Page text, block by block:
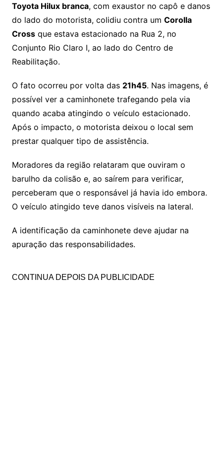
Toyota Hilux branca, com exaustor no capô e danos
do lado do motorista, colidiu contra um Corolla
Crossque estava estacionado na Rua 2, no
Conjunto Rio Claro I, ao lado do Centro de
Reabilitação.
O fato ocorreu por volta das 21h45. Nas imagens, é
possível ver a caminhonete trafegando pela via
quando acaba atingindo o veículo estacionado.
Após o impacto, o motorista deixou o local sem
prestar qualquer tipo de assistência.
Moradores da região relataram que ouviram o
barulho da colisão e, ao saírem para verificar,
perceberam que o responsável já havia ido embora.
O veículo atingido teve danos visíveis na lateral.
A identificação da caminhonete deve ajudar na
apuração das responsabilidades.
CONTINUA DEPOIS DA PUBLICIDADE